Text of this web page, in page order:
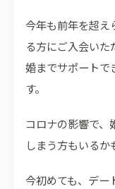
今年も前年を超え
る方にご入会い
婚までサポートで
す。
コロナの影響で、
しまう方もいるか
今初めても、デ